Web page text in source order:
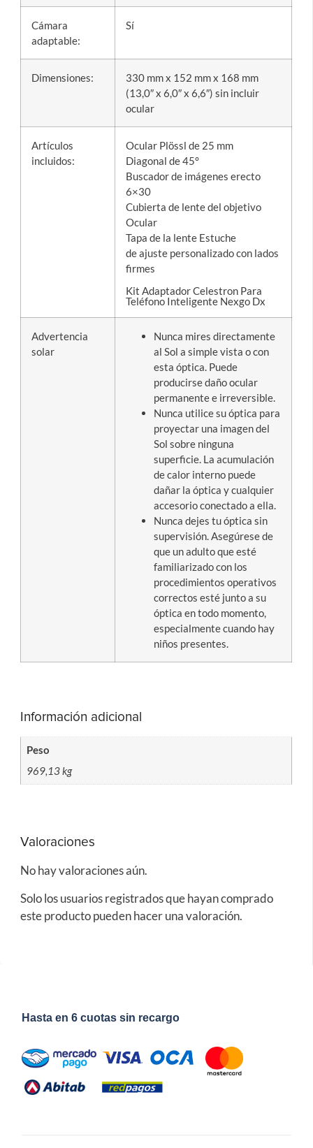
Cámara
adaptable:
Sí
Dimensiones:
330 mm x 152 mm x 168 mm
(13,0″ x 6,0″ x 6,6″) sin incluir
ocular
Artículos
incluidos:
Ocular Plössl de 25 mm
Diagonal de 45°
Buscador de imágenes erecto
6×30
Cubierta de lente del objetivo
Ocular
Tapa de la lente Estuche
de ajuste personalizado con lados
firmes
Kit Adaptador Celestron Para
Teléfono Inteligente Nexgo Dx
Advertencia
solar
Nunca mires directamente
al Sol a simple vista o con
esta óptica. Puede
producirse daño ocular
permanente e irreversible.
Nunca utilice su óptica para
proyectar una imagen del
Sol sobre ninguna
superficie. La acumulación
de calor interno puede
dañar la óptica y cualquier
accesorio conectado a ella.
Nunca dejes tu óptica sin
supervisión. Asegúrese de
que un adulto que esté
familiarizado con los
procedimientos operativos
correctos esté junto a su
óptica en todo momento,
especialmente cuando hay
niños presentes.
Información adicional
Peso
969,13 kg
Valoraciones
No hay valoraciones aún.
Solo los usuarios registrados que hayan comprado
este producto pueden hacer una valoración.
Hasta en 6 cuotas sin recargo